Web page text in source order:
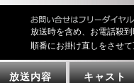
放送時を含め、お電話殺
順番にお掛け直しをさせて
放送内容 キャスト